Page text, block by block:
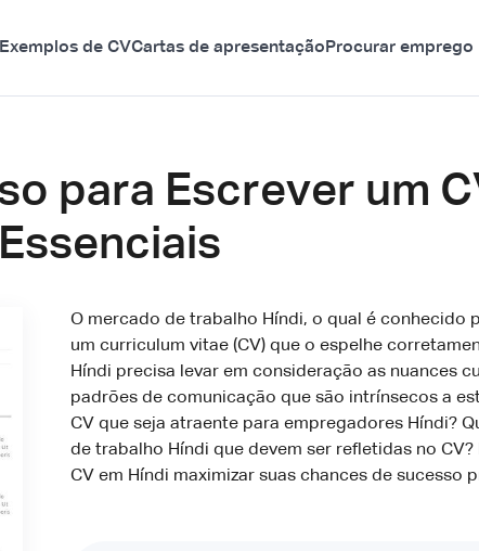
Exemplos de CVCartas de apresentação Procurar emprego
para Escrever um
O mercado de trabalho Híndi, o qual é conhecido
um curriculum vitae (CV) que o espelhe
Híndi precisa levar em consideração as nuances
padrões de comunicação que são intrínsecos a
CV que seja atraente para empregadores Híndi?
de trabalho Híndi que devem ser refletidas no
CV em Híndi maximizar suas chances de sucesso